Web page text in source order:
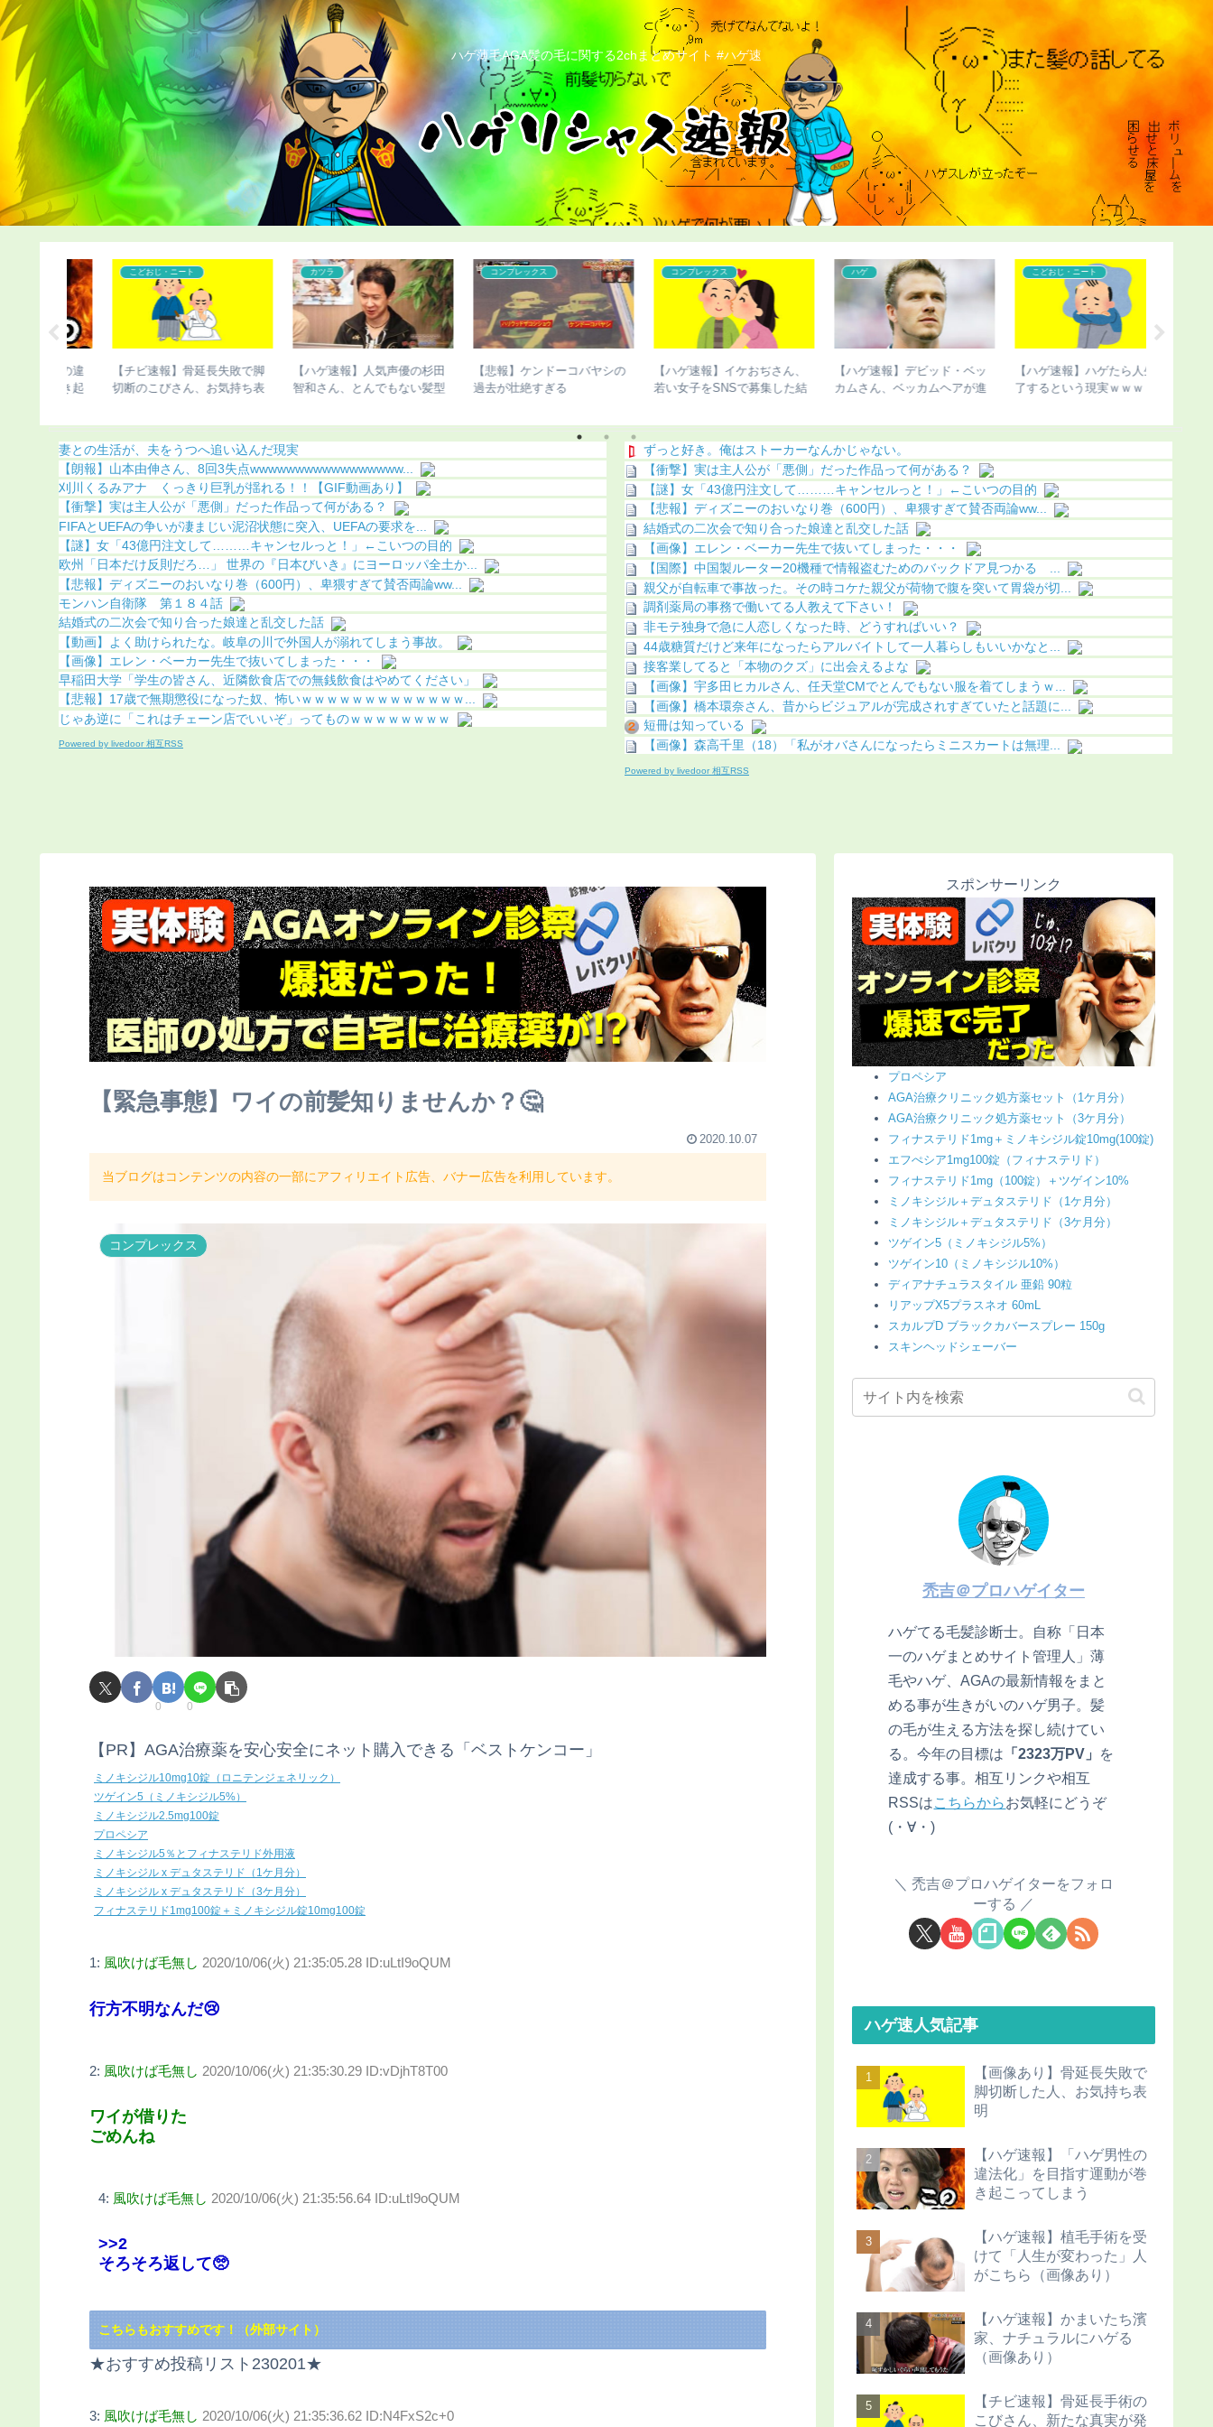
ハゲ薄毛AGA髪の毛に関する2chまとめサイト #ハゲ速
コンプレックス
【悲報】ケンドーコバヤシの
過去が壮絶すぎる
コンプレックス
【ハゲ速報】イケおぢさん、
若い女子をSNSで募集した結
ハゲ
【ハゲ速報】デビッド・ベッ
カムさん、ベッカムヘアが進
こどおじ・ニート
【ハゲ速報】ハゲたら人生終
了するという現実ｗｗｗ
こどおじ・ニート
【悲報】弱者男性がマッチン
グアプリをガチった結果ｗｗ
こどおじ・ニート
【超画像】チー牛さん、世界
にチー牛を晒してしまうｗｗ
妻との生活が、夫をうつへ追い込んだ現実
【朗報】山本由伸さん、8回3失点wwwwwwwwwwwwwwwww...
刈川くるみアナ くっきり巨乳が揺れる！！【GIF動画あり】
【衝撃】実は主人公が「悪側」だった作品って何がある？
FIFAとUEFAの争いが凄まじい泥沼状態に突入、UEFAの要求を...
【謎】女「43億円注文して………キャンセルっと！」←こいつの目的
欧州「日本だけ反則だろ…」 世界の『日本びいき』にヨーロッパ全土か...
【悲報】ディズニーのおいなり巻（600円）、卑猥すぎて賛否両論ww...
モンハン自衛隊 第１８４話
結婚式の二次会で知り合った娘達と乱交した話
【動画】よく助けられたな。岐阜の川で外国人が溺れてしまう事故。
【画像】エレン・ベーカー先生で抜いてしまった・・・
早稲田大学「学生の皆さん、近隣飲食店での無銭飲食はやめてください」
【悲報】17歳で無期懲役になった奴、怖いｗｗｗｗｗｗｗｗｗｗｗｗｗ...
じゃあ逆に「これはチェーン店でいいぞ」ってものｗｗｗｗｗｗｗｗ
Powered by livedoor 相互RSS
ずっと好き。俺はストーカーなんかじゃない。
【衝撃】実は主人公が「悪側」だった作品って何がある？
【謎】女「43億円注文して………キャンセルっと！」←こいつの目的
【悲報】ディズニーのおいなり巻（600円）、卑猥すぎて賛否両論ww...
結婚式の二次会で知り合った娘達と乱交した話
【画像】エレン・ベーカー先生で抜いてしまった・・・
【国際】中国製ルーター20機種で情報盗むためのバックドア見つかる ...
親父が自転車で事故った。その時コケた親父が荷物で腹を突いて胃袋が切...
調剤薬局の事務で働いてる人教えて下さい！
非モテ独身で急に人恋しくなった時、どうすればいい？
44歳糖質だけど来年になったらアルバイトして一人暮らしもいいかなと...
接客業してると「本物のクズ」に出会えるよな
【画像】宇多田ヒカルさん、任天堂CMでとんでもない服を着てしまうｗ...
【画像】橋本環奈さん、昔からビジュアルが完成されすぎていたと話題に...
短冊は知っている
【画像】森高千里（18）「私がオバさんになったらミニスカートは無理...
Powered by livedoor 相互RSS
【緊急事態】ワイの前髪知りませんか？🤔
2020.10.07
当ブログはコンテンツの内容の一部にアフィリエイト広告、バナー広告を利用しています。
コンプレックス
0 0
【PR】AGA治療薬を安心安全にネット購入できる「ベストケンコー」
ミノキシジル10mg10錠（ロニテンジェネリック）
ツゲイン5（ミノキシジル5%）
ミノキシジル2.5mg100錠
プロペシア
ミノキシジル5％とフィナステリド外用液
ミノキシジル x デュタステリド（1ケ月分）
ミノキシジル x デュタステリド（3ケ月分）
フィナステリド1mg100錠＋ミノキシジル錠10mg100錠
1: 風吹けば毛無し 2020/10/06(火) 21:35:05.28 ID:uLtI9oQUM
行方不明なんだ😢
2: 風吹けば毛無し 2020/10/06(火) 21:35:30.29 ID:vDjhT8T00
ワイが借りた
ごめんね
4: 風吹けば毛無し 2020/10/06(火) 21:35:56.64 ID:uLtI9oQUM
>>2
そろそろ返して🥺
こちらもおすすめです！（外部サイト）
★おすすめ投稿リスト230201★
3: 風吹けば毛無し 2020/10/06(火) 21:35:36.62 ID:N4FxS2c+0
スポンサーリンク
プロペシア
AGA治療クリニック処方薬セット（1ケ月分）
AGA治療クリニック処方薬セット（3ケ月分）
フィナステリド1mg＋ミノキシジル錠10mg(100錠)
エフぺシア1mg100錠（フィナステリド）
フィナステリド1mg（100錠）＋ツゲイン10%
ミノキシジル＋デュタステリド（1ケ月分）
ミノキシジル＋デュタステリド（3ケ月分）
ツゲイン5（ミノキシジル5%）
ツゲイン10（ミノキシジル10%）
ディアナチュラスタイル 亜鉛 90粒
リアップX5プラスネオ 60mL
スカルプD ブラックカバースプレー 150g
スキンヘッドシェーバー
禿吉＠プロハゲイター
ハゲてる毛髪診断士。自称「日本
一のハゲまとめサイト管理人」薄
毛やハゲ、AGAの最新情報をまと
める事が生きがいのハゲ男子。髪
の毛が生える方法を探し続けてい
る。今年の目標は 「2323万PV」 を
達成する事。相互リンクや相互
RSSはこちらからお気軽にどうぞ
(・∀・)
禿吉＠プロハゲイターをフォロ
ーする
ハゲ速人気記事
【画像あり】骨延長失敗で
脚切断した人、お気持ち表
明
【ハゲ速報】「ハゲ男性の
違法化」を目指す運動が巻
き起こってしまう
【ハゲ速報】植毛手術を受
けて「人生が変わった」人
がこちら（画像あり）
【ハゲ速報】かまいたち濱
家、ナチュラルにハゲる
（画像あり）
【チビ速報】骨延長手術の
こびさん、新たな真実が発